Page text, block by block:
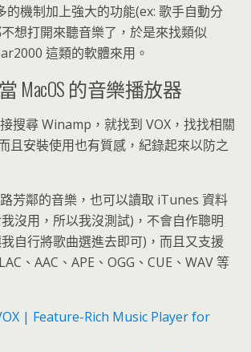
的機制加上強大的功能(ex: 歌手自動分
想打開來聽音樂了，於是來找類似
這類的軟體來用。
MacOS 的音樂播放器
搜尋 Winamp，就找到 VOX，找找相關
且安裝使用也有質感，紀錄起來以防之
芳鄰的音樂，也可以讀取 iTunes 資料
沒用，所以我沒測試)，不會自作聰明
自行將歌曲選進去即可)，而且又支援
、AAC、APE、OGG、CUE、WAV 等
| Feature-Rich Music Player for